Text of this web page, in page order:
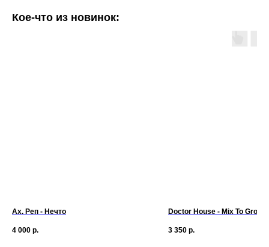
Кое-что из новинок:
Ах. Реп - Нечто
4 000 р.
Doctor House - Mix To
3 350 р.